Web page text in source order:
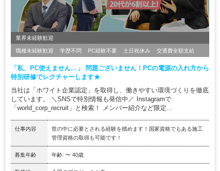
業界未経験歓迎
職種未経験歓迎 学歴不問 PC経験不要 土日祝休み 交通費全額支給
「私、PC使えません…」 問題ございません！PCの電源の入れ方から
特別研修でレクチャーします★
当社は「ホワイト企業認定」を取得し、働きやすい環境づくりを徹底
しています。 ＼SNSで特別情報も発信中／ Instagramで
「world_corp_recruit」と検索！ メンバー紹介など限定...
仕事内容
世の中に必要とされる経験を積めます！国家資格でもある施工
管理資格の取得も可能です！
募集年齢 年齢: 〜 40歳